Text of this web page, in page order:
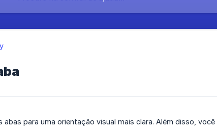
abas para uma orientação visual mais clara. Além disso,